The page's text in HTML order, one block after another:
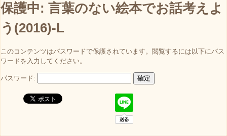
保護中: 言葉のない絵本でお話考えよ
う(2016)-L
このコンテンツはパスワードで保護されています。閲覧するには以下にパス
ワードを入力してください。
パスワード: